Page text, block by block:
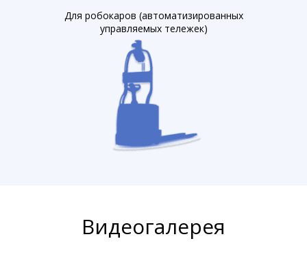
Для робокаров (автоматизированных
управляемых тележек)
Видеогалерея